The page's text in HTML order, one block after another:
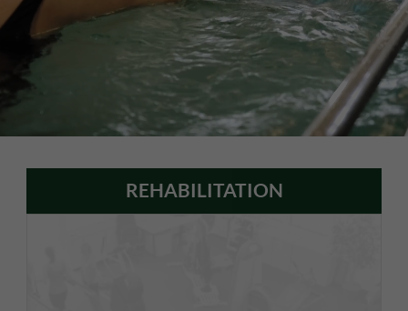
REHABILITATION